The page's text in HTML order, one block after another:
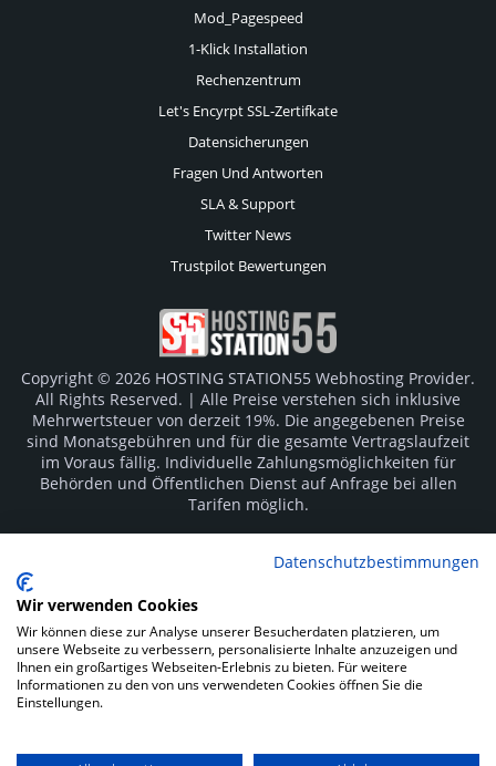
Mod_Pagespeed
1-Klick Installation
Rechenzentrum
Let's Encyrpt SSL-Zertifkate
Datensicherungen
Fragen Und Antworten
SLA & Support
Twitter News
Trustpilot Bewertungen
Copyright © 2026 HOSTING STATION55 Webhosting Provider.
All Rights Reserved. | Alle Preise verstehen sich inklusive
Mehrwertsteuer von derzeit 19%. Die angegebenen Preise
sind Monatsgebühren und für die gesamte Vertragslaufzeit
im Voraus fällig. Individuelle Zahlungsmöglichkeiten für
Behörden und Öffentlichen Dienst auf Anfrage bei allen
Tarifen möglich.
Hersteller. Irrtümer vorbehalten.
SOCIAL MEDIA
Datenschutzbestimmungen
Wir verwenden Cookies
Wir können diese zur Analyse unserer Besucherdaten platzieren, um
unsere Webseite zu verbessern, personalisierte Inhalte anzuzeigen und
Ihnen ein großartiges Webseiten-Erlebnis zu bieten. Für weitere
Informationen zu den von uns verwendeten Cookies öffnen Sie die
Einstellungen.